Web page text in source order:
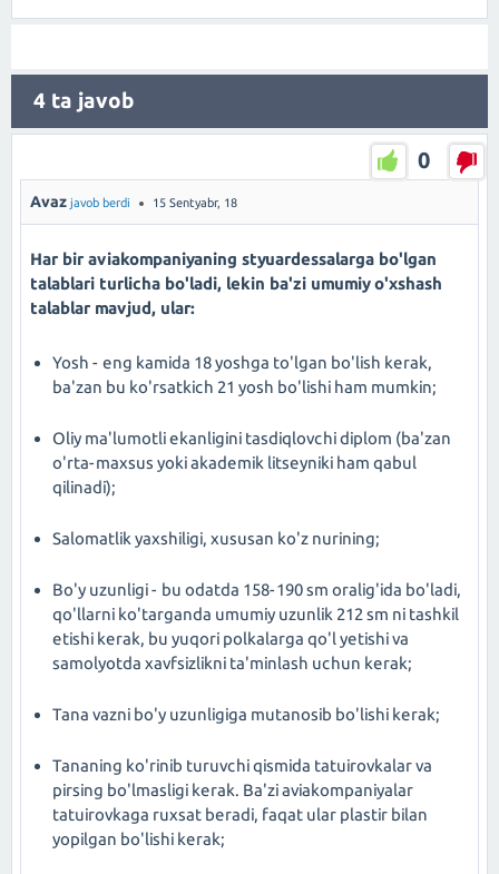
4 ta javob
0
Avaz javob berdi 15 Sentyabr, 18
Har bir aviakompaniyaning styuardessalarga bo'lgan
talablari turlicha bo'ladi, lekin ba'zi umumiy o'xshash
talablar mavjud, ular:
Yosh - eng kamida 18 yoshga to'lgan bo'lish kerak,
ba'zan bu ko'rsatkich 21 yosh bo'lishi ham mumkin;
Oliy ma'lumotli ekanligini tasdiqlovchi diplom (ba'zan
o'rta-maxsus yoki akademik litseyniki ham qabul
qilinadi);
Salomatlik yaxshiligi, xususan ko'z nurining;
Bo'y uzunligi - bu odatda 158-190 sm oralig'ida bo'ladi,
qo'llarni ko'targanda umumiy uzunlik 212 sm ni tashkil
etishi kerak, bu yuqori polkalarga qo'l yetishi va
samolyotda xavfsizlikni ta'minlash uchun kerak;
Tana vazni bo'y uzunligiga mutanosib bo'lishi kerak;
Tananing ko'rinib turuvchi qismida tatuirovkalar va
pirsing bo'lmasligi kerak. Ba'zi aviakompaniyalar
tatuirovkaga ruxsat beradi, faqat ular plastir bilan
yopilgan bo'lishi kerak;